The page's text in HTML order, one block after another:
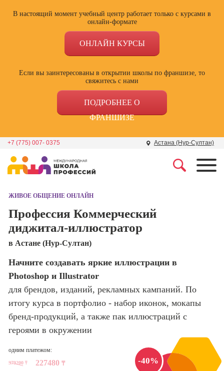
В настоящий момент учебный центр работает только с курсами в
онлайн-формате
ОНЛАЙН КУРСЫ
Если вы заинтересованы в открытии школы по франшизе, то
свяжитесь с нами
ПОДРОБНЕЕ О
ФРАНШИЗЕ
+7 (775) 007- 0375 Астана (Нур-Султан)
Школа дизайна
Школа нейросетей и
Школа психологии
Школа актерского
мастерства
управления
сайтов)
Интернет-
Профессия
маркетингу в
социальных
сетях (SMM-
менеджер)
ЖИВОЕ ОБЩЕНИЕ ОНЛАЙН
Профессия Коммерческий
диджитал-иллюстратор
в Астане (Нур-Султан)
Начните создавать яркие иллюстрации в
Photoshop и Illustrator
для брендов, изданий, рекламных кампаний. По
итогу курса в портфолио - набор иконок, мокапы
бренд-продукций, а также пак иллюстраций с
героями в окружении
-40%
одним платежом:
379200 ₸ 227480 ₸